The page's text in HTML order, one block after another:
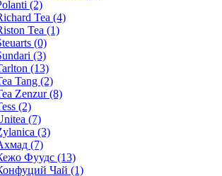
(2)
Tea (4)
Tea (1)
(0)
(3)
(13)
Tang (2)
Zenzur(8)
(2)
(7)
(3)
(7)
Фуудс (13)
Чай (1)